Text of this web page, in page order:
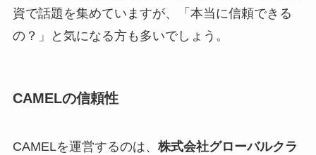
資で話題を集めていますが、「本当に信頼できる
の？」と気になる方も多いでしょう。
CAMELの信頼性
CAMELを運営するのは、 株式会社グローバルクラ